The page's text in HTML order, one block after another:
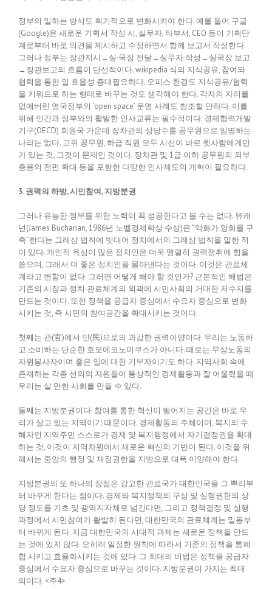
정부의 일하는 방식도 획기적으로 변화시켜야 한다. 예를 들어 구글
(Google)은 새로운 기획서 작성 시, 실무자, 타부서, CEO 등이 기획단
계로부터 바로 의견을 제시하고 수정하면서 함께 보고서 작성한다.
그러나 정부는 장관지시→실·국장 전달→실무자 작성→실국장 보고
→장관보고의 흐름이 단선적이다. wikipedia 식의 지식공유, 참여와
협력을 통한 일 효율성 증대필요하다. 오피스 환경도 지식공유/협력
을 키워드로 하는 형태로 바꾸는 것도 생각해야 한다. 각자의 자리를
없애버린 영국정부의 ‘open space’ 운영 사례도 참조할 만하다. 이를
위해 민간과 정부와의 활발한 인사교류는 필수적이다. 경제협력개발
기구(OECD) 회원국 가운데 장차관의 상당수를 공무원으로 임명하는
나라는 없다. 고위 공무원, 하급 직원 모두 시선이 바로 윗사람에게만
가 있는 것, 그것이 문제인 것이다. 장차관 및 1급 이하 공무원의 외부
충용의 전면 확대 등을 포함한 다양한 인사제도의 개혁이 필요하다.
3. 권력의 하방, 시민참여, 지방분권
그러나 유능한 정부를 위한 노력이 꼭 성공한다고 볼 수는 없다. 뷰캐
넌(James Buchanan, 1986년 노벨경제학상 수상)은 “악화가 양화를 구
축”한다는 그레샴 법칙에 빗대어 정치에서의 그레샴 법칙을 말한 적
이 있다. 개인적 욕심이 많은 정치인은 더욱 맹렬히 권력쟁취에 힘을
쏟으며, 그래서 더 좋은 정치인을 몰아낸다는 것이다. 이것은 관료체
계라고 변함이 없다. 그러면 어떻게 해야 할 것인가? 근본적인 해법은
기존의 시장과 정치·관료체계의 외곽에 시민사회의 거대한 저수지를
만드는 것이다. 또한 정책을 공급자 중심에서 수요자 중심으로 변화
시키는 것, 즉 시민의 참여공간을 확대시키는 것이다.
첫째는 관(官)에서 민(民)으로의 과감한 권력이양이다. 우리는 노동하
고 소비하는 단순한 호모에코노미쿠스가 아니다. 때로는 무상노동의
자원봉사자이며 좋은 일에 대한 기부자이기도 하다. 지역사회 속에
존재하는 각종 선의의 자원들이 통상적인 경제활동과 잘 어울렸을 때
우리는 살 만한 사회를 만들 수 있다.
둘째는 지방분권이다. 참여를 통한 혁신이 벌어지는 공간은 바로 우
리가 살고 있는 지역이기 때문이다. 경제활동의 주체이며, 복지의 수
혜자인 지역주민 스스로가 경제 및 복지행정에서 자기결정권을 확대
하는 것, 이것이 지역차원에서 새로운 혁신의 기반이 된다. 이것을 위
해서는 중앙의 행정 및 재정권한을 지방으로 대폭 이양해야 한다.
지방분권의 또 하나의 장점은 강고한 관료국가 대한민국을 그 뿌리부
터 바꾸게 한다는 점이다. 경제와 복지정책의 구상 및 실행권한의 상
당 정도를 기초 및 광역지자체로 넘긴다면, 그리고 정책결정 및 실행
과정에서 시민참여가 활발히 된다면, 대한민국의 관료체계는 밑동부
터 바뀌게 된다. 지금 대한민국의 시대적 과제는 새로운 정책을 만드
는 것에 있지 않다. 오히려 일정한 원칙에 따라서 기존의 정책을 통폐
합 시키고 효율화시키는 것에 있다. 그 최대의 비법은 정책을 공급자
중심에서 수요자 중심으로 바꾸는 것이다. 지방분권이 가지는 최대
의미다. <주4>